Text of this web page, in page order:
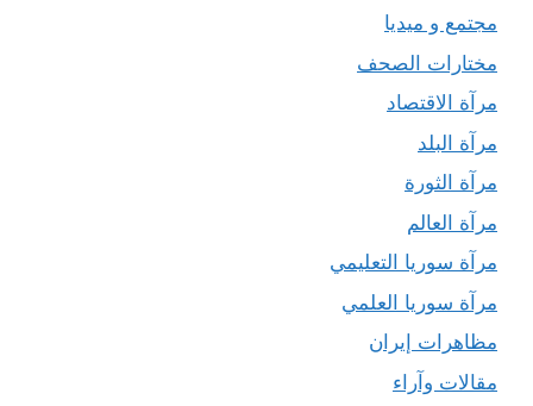
مجتمع و ميديا
مختارات الصحف
مرآة الاقتصاد
مرآة البلد
مرآة الثورة
مرآة العالم
مرآة سوريا التعليمي
مرآة سوريا العلمي
مظاهرات إيران
مقالات وآراء